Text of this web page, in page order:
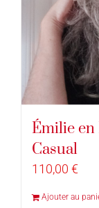
Émilie en
Casual
110,00 €
Ajouter au